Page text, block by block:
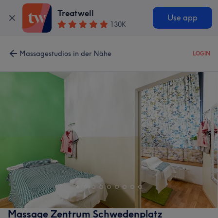
Treatwell
130K
Use app
Massagestudios in der Nähe LOGIN
Massage Zentrum Schwedenplatz